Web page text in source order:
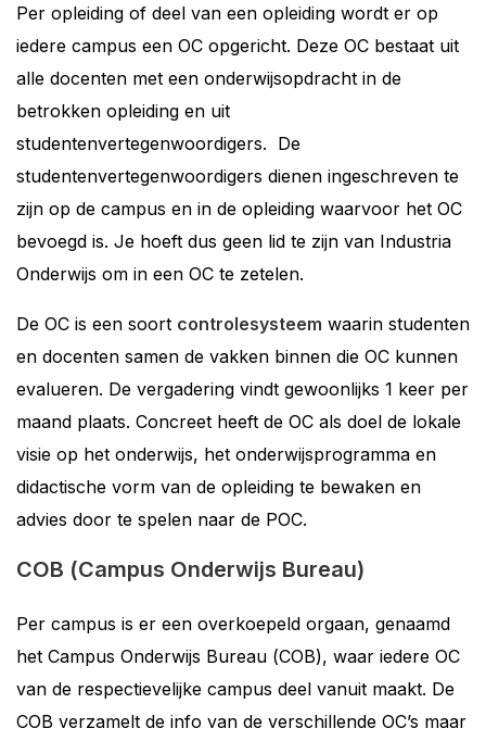
Per opleiding of deel van een opleiding wordt er op
iedere campus een OC opgericht. Deze OC bestaat uit
alle docenten met een onderwijsopdracht in de
betrokken opleiding en uit
studentenvertegenwoordigers. De
studentenvertegenwoordigers dienen ingeschreven te
zijn op de campus en in de opleiding waarvoor het OC
bevoegd is. Je hoeft dus geen lid te zijn van Industria
Onderwijs om in een OC te zetelen.
De OC is een soort controlesysteem waarin studenten
en docenten samen de vakken binnen die OC kunnen
evalueren. De vergadering vindt gewoonlijks 1 keer per
maand plaats. Concreet heeft de OC als doel de lokale
visie op het onderwijs, het onderwijsprogramma en
didactische vorm van de opleiding te bewaken en
advies door te spelen naar de POC.
COB (Campus Onderwijs Bureau)
Per campus is er een overkoepeld orgaan, genaamd
het Campus Onderwijs Bureau (COB), waar iedere OC
van de respectievelijke campus deel vanuit maakt. De
COB verzamelt de info van de verschillende OC’s maar